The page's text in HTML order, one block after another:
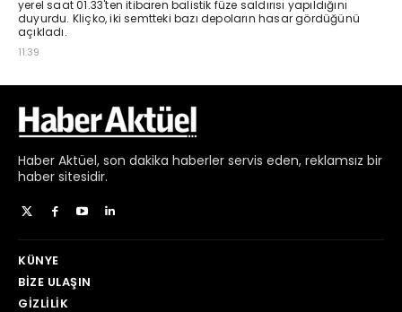
Haber Aktüel, son dakika haberler servis eden, reklamsız bir
haber sitesidir.
KÜNYE
BIZE ULAŞIN
GIZLILIK